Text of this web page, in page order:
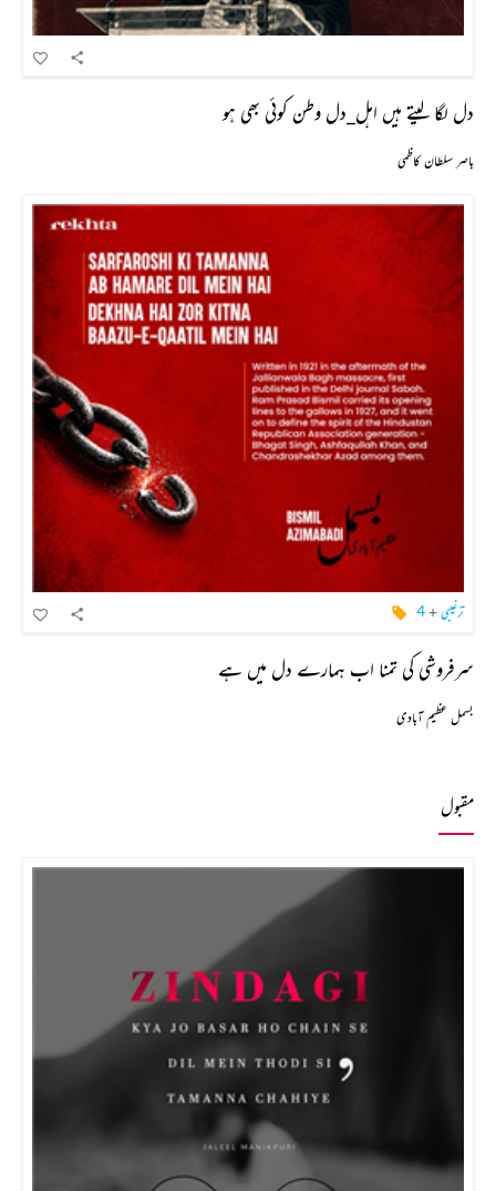
دل لگا لیتے ہیں اہل_دل وطن کوئی بھی ہو
باصر سلطان کاظمی
ترغیبی+
4
سرفروشی کی تمنا اب ہمارے دل میں ہے
بسمل عظیم آبادی
مقبول